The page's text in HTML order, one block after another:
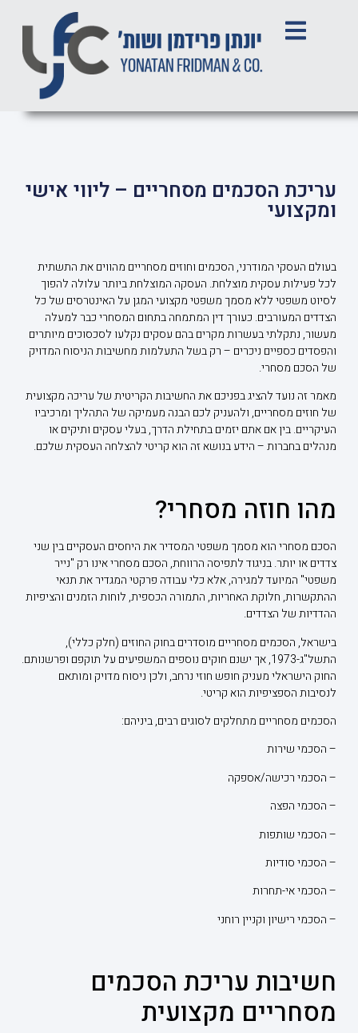
עריכת הסכמים מסחריים – ליווי אישי
ומקצועי
בעולם העסקי המודרני, הסכמים וחוזים מסחריים מהווים את התשתית
לכל פעילות עסקית מוצלחת. העסקה המוצלחת ביותר עלולה להפוך
לסיוט משפטי ללא מסמך משפטי מקצועי המגן על האינטרסים של כל
הצדדים המעורבים. כעורך דין המתמחה בתחום המסחרי כבר למעלה
מעשור, נתקלתי בעשרות מקרים בהם עסקים נקלעו לסכסוכים מיותרים
והפסדים כספיים ניכרים – רק בשל התעלמות מחשיבות הניסוח המדויק
של הסכם מסחרי.
מאמר זה נועד להציג בפניכם את החשיבות הקריטית של עריכה מקצועית
של חוזים מסחריים, ולהעניק לכם הבנה מעמיקה של התהליך ומרכיביו
העיקריים. בין אם אתם יזמים בתחילת הדרך, בעלי עסקים ותיקים או
מנהלים בחברות – הידע בנושא זה הוא קריטי להצלחה העסקית שלכם.
מהו חוזה מסחרי?
הסכם מסחרי הוא מסמך משפטי המסדיר את היחסים העסקיים בין שני
צדדים או יותר. בניגוד לתפיסה הרווחת, הסכם מסחרי אינו רק "נייר
משפטי" המיועד למגירה, אלא כלי עבודה פרקטי המגדיר את תנאי
ההתקשרות, חלוקת האחריות, התמורה הכספית, לוחות הזמנים והציפיות
ההדדיות של הצדדים.
בישראל, הסכמים מסחריים מוסדרים בחוק החוזים (חלק כללי),
התשל"ג-1973, אך ישנם חוקים נוספים המשפיעים על תוקפם ופרשנותם.
החוק הישראלי מעניק חופש חוזי נרחב, ולכן ניסוח מדויק ומותאם
לנסיבות הספציפיות הוא קריטי.
הסכמים מסחריים מתחלקים לסוגים רבים, ביניהם:
– הסכמי שירות
– הסכמי רכישה/אספקה
– הסכמי הפצה
– הסכמי שותפות
– הסכמי סודיות
– הסכמי אי-תחרות
– הסכמי רישיון וקניין רוחני
חשיבות עריכת הסכמים
מסחריים מקצועית